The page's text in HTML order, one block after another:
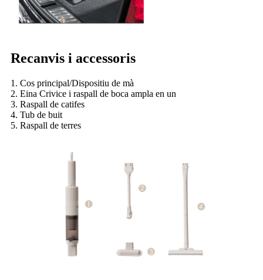
Recanvis i accessoris
1. Cos principal/Dispositiu de mà
2. Eina Crivice i raspall de boca ampla en un
3. Raspall de catifes
4. Tub de buit
5. Raspall de terres